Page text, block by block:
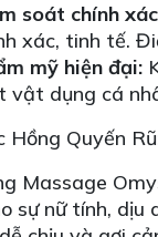
soát chính
xác, tinh tế.
mỹ hiện đại:
vật dụng cá
Hồng Quyến
Massage
sự nữ tính, dịu